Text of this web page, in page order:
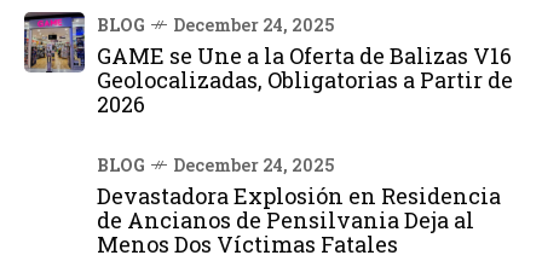
BLOG December 24, 2025
GAME se Une a la Oferta de Balizas V16
Geolocalizadas, Obligatorias a Partir de
2026
BLOG December 24, 2025
Devastadora Explosión en Residencia
de Ancianos de Pensilvania Deja al
Menos Dos Víctimas Fatales